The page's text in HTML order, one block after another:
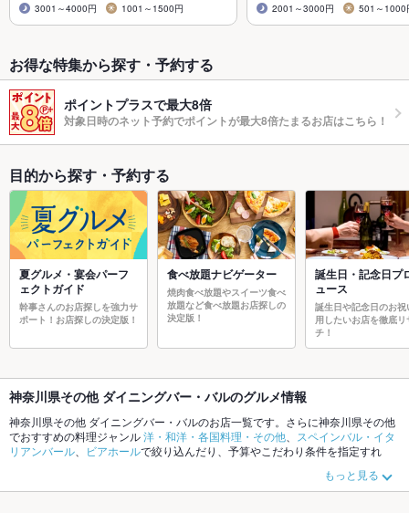
3001～4000円 1001～1500円 2001～3000円 501～1000
お得な特集から探す・予約する
ポイントプラスで最大8倍
対象日時のネット予約でポイントが最大8倍たまるお店はこちら！
目的から探す・予約する
夏グルメ・宴会パーフ
ェクトガイド
幹事さんのお店探しを強力サ
ポート！お店探しの決定版！
食べ放題ナビゲーター
焼肉食べ放題やスイーツ食べ
放題など食べ放題お店探しの
決定版！
誕生日・記念日プ
ュース
誕生日や記念日のお祝
用したいお店を徹底リ
チ！
神奈川県その他 ダイニングバー・バルのグルメ情報
神奈川県その他 ダイニングバー・バルのお店一覧です。さらに神奈川県その他
でおすすめの料理ジャンル洋・和洋・各国料理・その他
スペインバル・イタ
リアンバール
ビアホールで絞り込んだり、予算やこだわり条件を指定すれ
ら、お得なクーポンはもちろん、こだわりメニューや季節のおすすめ料理な
ど、お店の最新情報をご紹介しているので安心！24時間使える簡単便利なネッ
もっと見る